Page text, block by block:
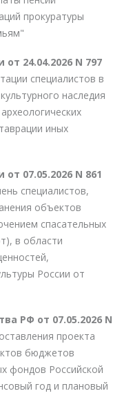
прокуратуры
24.04.2026 N 797
специалистов в
наследия
иных
07.05.2026 N 861
специалистов,
объектов
спасательных
в области
России от
РФ от 07.05.2026 N
проекта
бюджетов
фондов Российской
год и плановый